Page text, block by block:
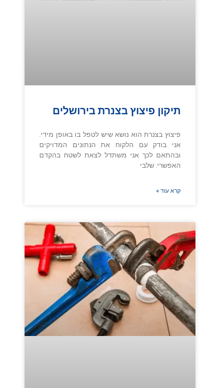
תיקון פיצוץ בצנרת בירושלים
פיצוץ בצנרת הוא נושא שיש לטפל בו באופן מידי.
אני בודק עם הלקוח את הנתונים המדויקים
ובהתאם לכך אני משתדל לצאת לשטח בהקדם
האפשרי. שלבי
קרא עוד »